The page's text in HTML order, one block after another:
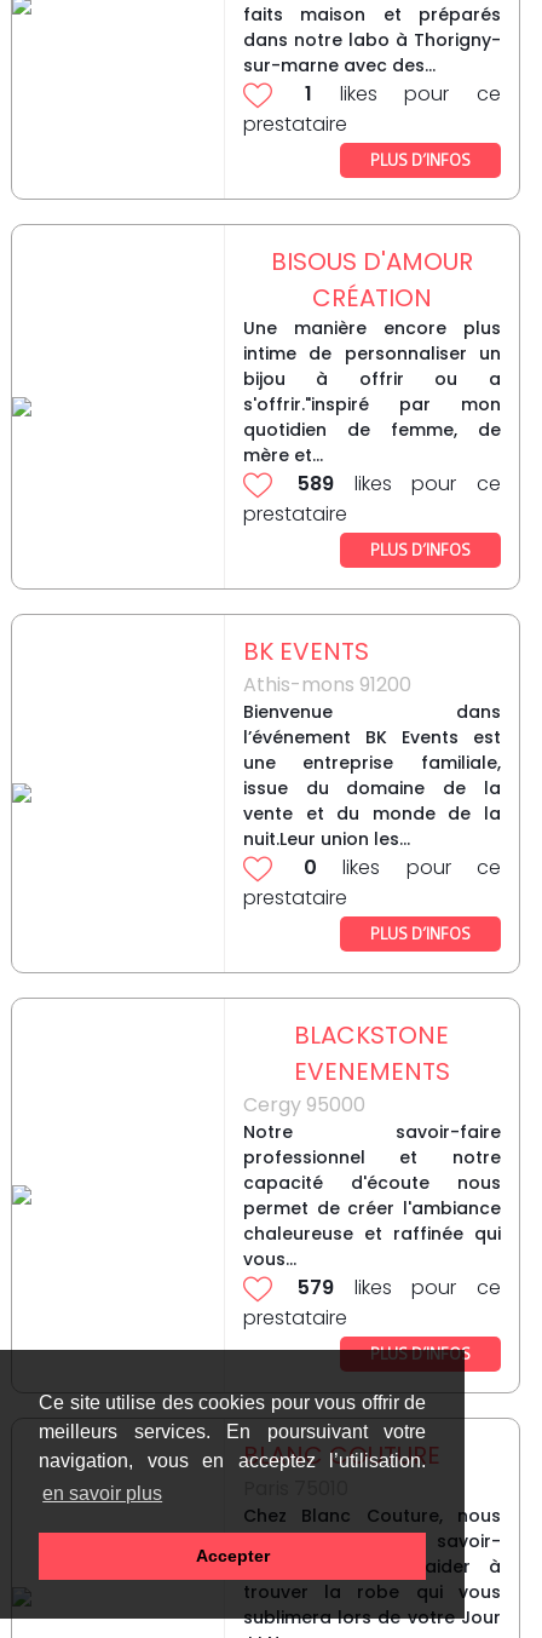
Ce site utilise des cookies pour vous offrir de
meilleurs services. En poursuivant votre
navigation, vous en acceptez l’utilisation.
en savoir plus
Accepter
faits maison et préparés
dans notre labo à Thorigny-
sur-marne avec des...
1 likes pour ce
prestataire
PLUS D’INFOS
BISOUS D'AMOUR
CRÉATION
Une manière encore plus
intime de personnaliser un
bijou à offrir ou a
s'offrir."inspiré par mon
quotidien de femme, de
mère et...
589 likes pour ce
prestataire
PLUS D’INFOS
BK EVENTS
Athis-mons 91200
Bienvenue dans
l’événement BK Events est
une entreprise familiale,
issue du domaine de la
vente et du monde de la
nuit.Leur union les...
0 likes pour ce
prestataire
PLUS D’INFOS
BLACKSTONE
EVENEMENTS
Cergy 95000
Notre savoir-faire
professionnel et notre
capacité d'écoute nous
permet de créer l'ambiance
chaleureuse et raffinée qui
vous...
579 likes pour ce
prestataire
PLUS D’INFOS
BLANC COUTURE
Chez Blanc Couture, nous
mettons tout notre savoir-
faire pour vous aider à
trouver la robe qui vous
sublimera lors de votre Jour